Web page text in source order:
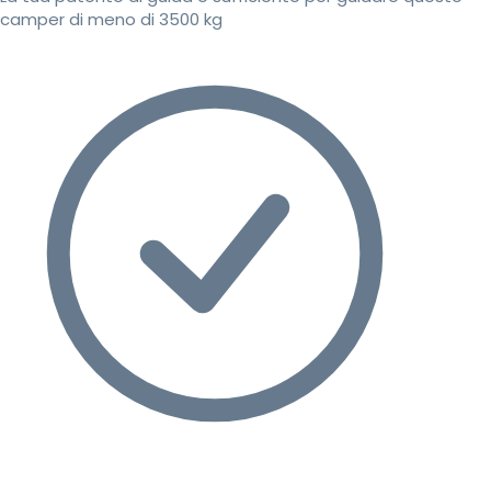
camper di meno di 3500 kg